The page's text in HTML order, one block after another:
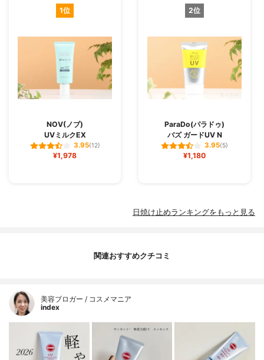
1位
NOV(ノブ)
UVミルクEX
3.95(12)
¥1,978
2位
ParaDo(パラドゥ)
バズ ガードUV N
3.95(5)
¥1,180
日焼け止めランキングをもっと見る
関連おすすめクチコミ
美容ブロガー / コスメマニア
index